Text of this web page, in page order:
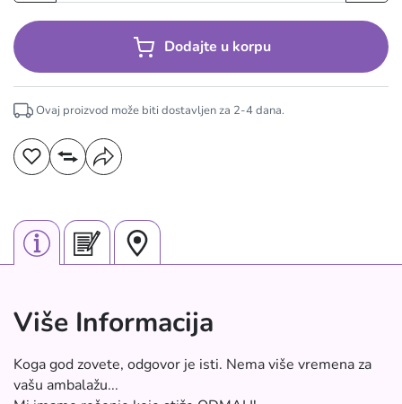
Dodajte u korpu
Ovaj proizvod može biti dostavljen za 2-4dana.
Više Informacija
Koga god zovete, odgovor je isti. Nema više vremena za
vašu ambalažu...